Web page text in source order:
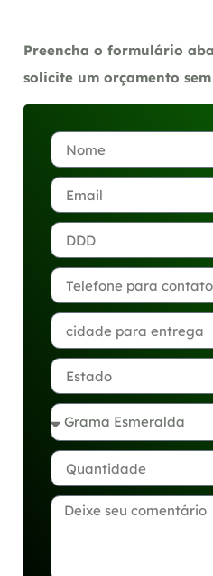
Preencha o formulário
solicite um orçamento